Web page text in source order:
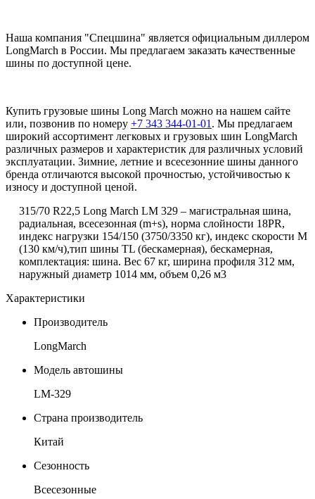
Наша компания "Спецшина" является официальным диллером
LongMarch в России. Мы предлагаем заказать качественные
шины по доступной цене.
Купить грузовые шины Long March можно на нашем сайте
или, позвонив по номеру +7 343 344-01-01 . Мы предлагаем
широкий ассортимент легковых и грузовых шин LongMarch
различных размеров и характеристик для различных условий
эксплуатации. Зимние, летние и всесезонние шины данного
бренда отличаются высокой прочностью, устойчивостью к
износу и доступной ценой.
315/70 R22,5 Long March LM 329 – магистральная шина,
радиальная, всесезонная (m+s), норма слойности 18PR,
индекс нагрузки 154/150 (3750/3350 кг), индекс скорости М
(130 км/ч),тип шины TL (бескамерная), бескамерная,
комплектация: шина. Вес 67 кг, ширина профиля 312 мм,
наружный диаметр 1014 мм, объем 0,26 м3
Характеристики
Производитель
LongMarch
Модель автошины
LM-329
Страна производитель
Китай
Сезонность
Всесезонные